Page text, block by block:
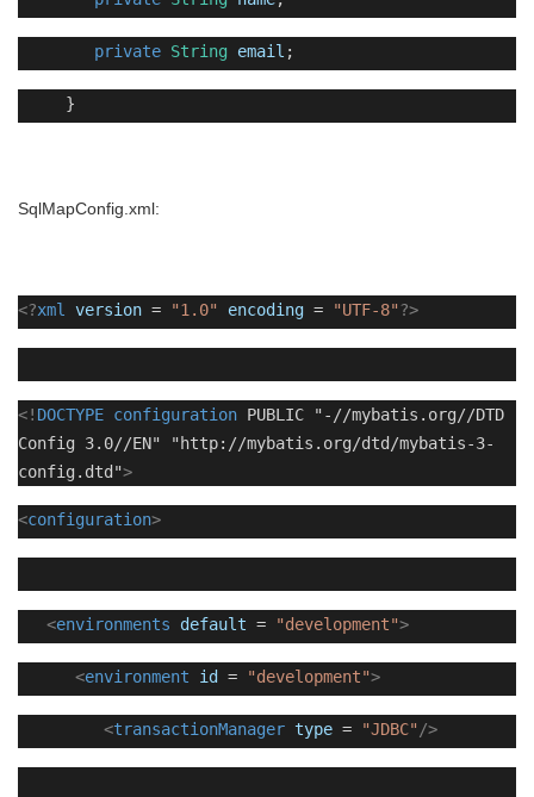
private String email ;
}
SqlMapConfig.xml:
<?xml version = "1.0" encoding = "UTF-8"?>
<! DOCTYPE configuration PUBLIC "-//mybatis.org//DTD
Config 3.0//EN" "http://mybatis.org/dtd/mybatis-3-
config.dtd">
<configuration>
<environments default = "development">
<environment id = "development">
<transactionManager type = "JDBC" />